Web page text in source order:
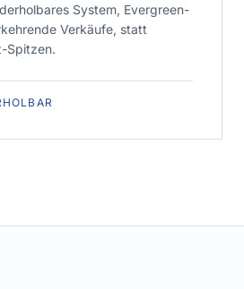
System, Evergreen-
Verkäufe, statt
Spitzen.